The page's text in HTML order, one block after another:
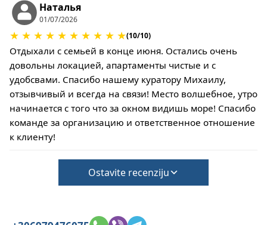
Наталья
01/07/2026
★ ★ ★ ★ ★ ★ ★ ★ ★ ★(10/10)
Отдыхали с семьей в конце июня. Остались очень
довольны локацией, апартаменты чистые и с
удобсвами. Спасибо нашему куратору Михаилу,
отзывчивый и всегда на связи! Место волшебное, утро
начинается с того что за окном видишь море! Спасибо
команде за организацию и ответственное отношение
к клиенту!
Ostavite recenziju